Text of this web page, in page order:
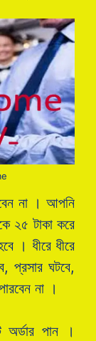
না । আপনি
২৫ টাকা করে
। ধীরে ধীরে
প্রসার ঘটবে,
না ।
অর্ডার পান ।